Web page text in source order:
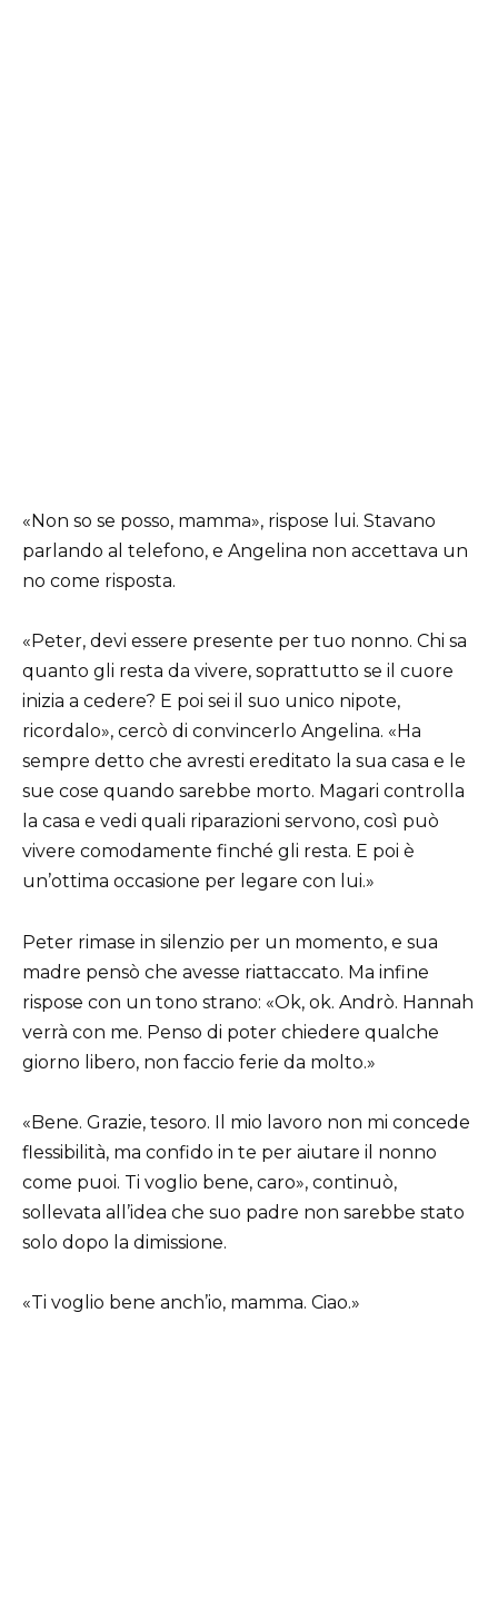
«Non so se posso, mamma», rispose lui. Stavano
parlando al telefono, e Angelina non accettava un
no come risposta.
«Peter, devi essere presente per tuo nonno. Chi sa
quanto gli resta da vivere, soprattutto se il cuore
inizia a cedere? E poi sei il suo unico nipote,
ricordalo», cercò di convincerlo Angelina. «Ha
sempre detto che avresti ereditato la sua casa e le
sue cose quando sarebbe morto. Magari controlla
la casa e vedi quali riparazioni servono, così può
vivere comodamente finché gli resta. E poi è
un’ottima occasione per legare con lui.»
Peter rimase in silenzio per un momento, e sua
madre pensò che avesse riattaccato. Ma infine
rispose con un tono strano: «Ok, ok. Andrò. Hannah
verrà con me. Penso di poter chiedere qualche
giorno libero, non faccio ferie da molto.»
«Bene. Grazie, tesoro. Il mio lavoro non mi concede
flessibilità, ma confido in te per aiutare il nonno
come puoi. Ti voglio bene, caro», continuò,
sollevata all’idea che suo padre non sarebbe stato
solo dopo la dimissione.
«Ti voglio bene anch’io, mamma. Ciao.»